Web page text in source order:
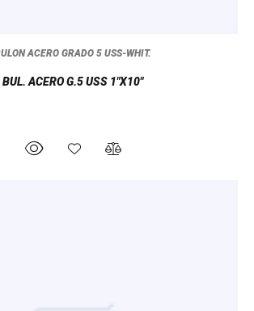
ACERO GRADO 5 USS-WHIT.
BUL. ACERO G.5 USS 1"X10"